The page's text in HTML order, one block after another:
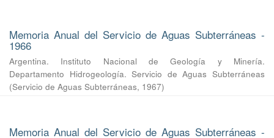
Memoria Anual del Servicio de Aguas Subterráneas -
1966
Argentina. Instituto Nacional de Geología y Minería.
Departamento Hidrogeología. Servicio de Aguas Subterráneas
(Servicio de Aguas Subterráneas, 1967)
Memoria Anual del Servicio de Aguas Subterráneas -